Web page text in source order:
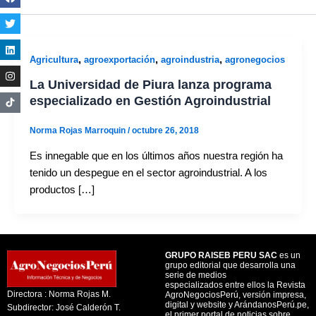
Agricultura, agroexportación, agroindustria, agronegocios
La Universidad de Piura lanza programa
especializado en Gestión Agroindustrial
Norma Rojas Marroquin /octubre 26, 2018
Es innegable que en los últimos años nuestra región ha
tenido un despegue en el sector agroindustrial. A los
productos […]
Directora : Norma Rojas M.
Subdirector: José Calderón T.
GRUPO RAISEB PERU SAC es un
grupo editorial que desarrolla una
serie de medios
especializados entre ellos la Revista
AgroNegociosPerú, versión impresa,
digital y website y ArándanosPerú.pe,